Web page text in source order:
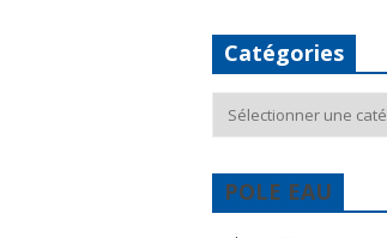
Catégories
POLE EAU